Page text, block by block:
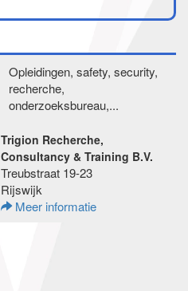
Opleidingen, safety, security,
recherche,
onderzoeksbureau,...
Trigion Recherche,
Consultancy & Training B.V.
Treubstraat 19-23
Rijswijk
Meer informatie